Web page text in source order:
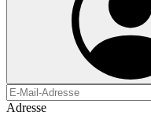
Adresse